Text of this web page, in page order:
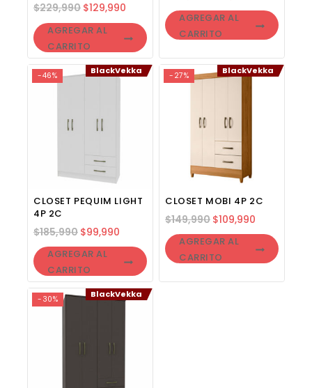
$229,990 $129,990
AGREGAR AL
CARRITO
AGREGAR AL
CARRITO
-46% BlackVekka
CLOSET PEQUIM LIGHT
4P 2C
$185,990 $99,990
AGREGAR AL
CARRITO
-27% BlackVekka
CLOSET MOBI 4P 2C
$149,990 $109,990
AGREGAR AL
CARRITO
-30% BlackVekka